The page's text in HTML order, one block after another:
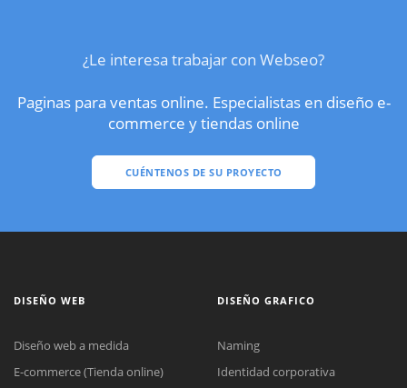
¿Le interesa trabajar con Webseo?
Paginas para ventas online. Especialistas en diseño e-
commerce y tiendas online
CUÉNTENOS DE SU PROYECTO
DISEÑO WEB
Diseño web a medida
E-commerce (Tienda online)
DISEÑO GRAFICO
Naming
Identidad corporativa